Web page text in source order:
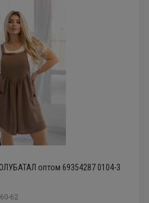
оптом 69354287 0104-3
62